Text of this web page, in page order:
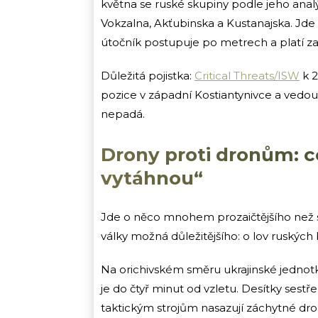
května se ruské skupiny podle jeho
Vokzalna, Akťubinska a Kustanajska.
útočník postupuje po metrech a platí
Důležitá pojistka: Critical Threats/ISW k
pozice v západní Kostiantynivce a
nepadá.
Drony proti dronům:
vytáhnou“
Jde o něco mnohem prozaičtějšího
války možná důležitějšího: o lov
Na orichivském směru ukrajinské
je do čtyř minut od vzletu. Desítky
taktickým strojům nasazují záchytné